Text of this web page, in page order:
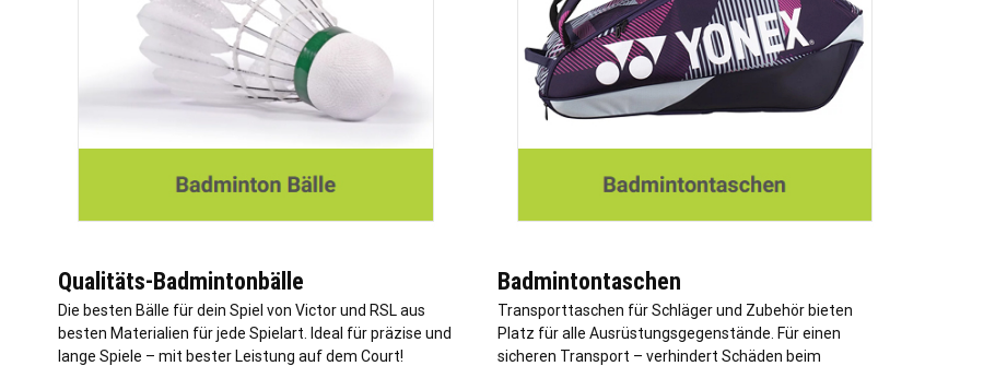
Qualitäts-Badmintonbälle
Die besten Bälle für dein Spiel von Victor und RSL aus
besten Materialien für jede Spielart. Ideal für präzise und
lange Spiele – mit bester Leistung auf dem Court!
Badmintontaschen
Transporttaschen für Schläger und Zubehör bieten
Platz für alle Ausrüstungsgegenstände. Für einen
sicheren Transport – verhindert Schäden beim